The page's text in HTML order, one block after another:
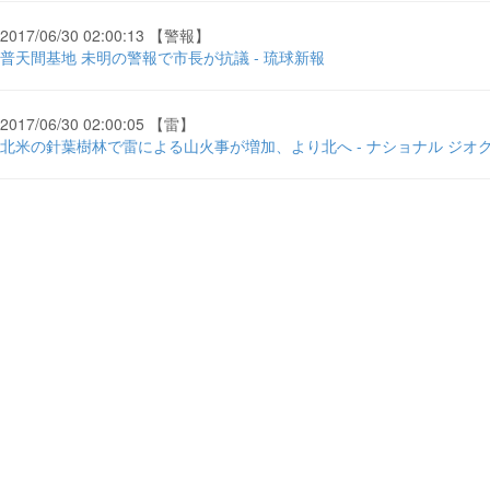
2017/06/30 02:00:13 【警報】
普天間基地 未明の警報で市長が抗議 - 琉球新報
2017/06/30 02:00:05 【雷】
北米の針葉樹林で雷による山火事が増加、より北へ - ナショナル ジオ